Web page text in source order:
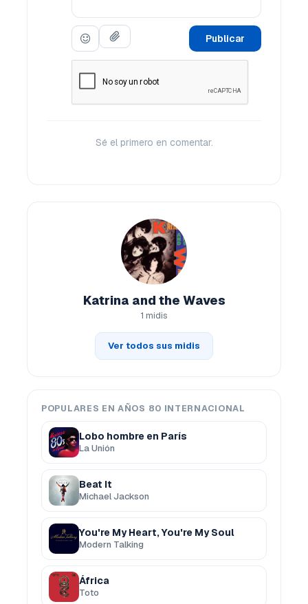
Publicar
Sé el primero en comentar.
Katrina and the Waves
1 midis
Ver todos sus midis
POPULARES EN AÑOS 80 INTERNACIONAL
Lobo hombre en París
La Unión
Beat It
Michael Jackson
You're My Heart, You're My Soul
Modern Talking
África
Toto